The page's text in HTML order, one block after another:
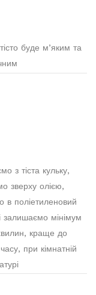
буде м’яким та
з тіста кульку,
зверху олією,
в поліетиленовий
залишаємо мінімум
краще до
при кімнатній